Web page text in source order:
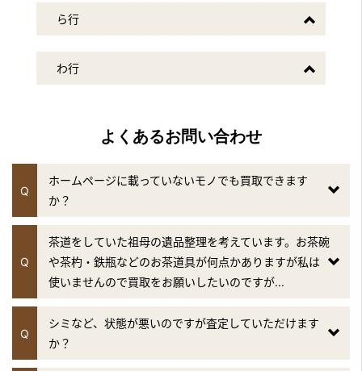
『継ぐ女神』のコーナー
2019年5月8日放送
フジテレビ「世界の何だコレ！？ ミステリー」
『継ぐ女神』のコーナー
2019年5月1日放送
フジテレビ「林修のニッポンドリル」2時間スペシャル
2019年4月28日放送
関西テレビ「お笑いワイドショー マルコポロリ！」
2019年4月24日放送
テレビ朝日「羽鳥慎一 モーニングショー」
『継ぐ女神』のコーナー
2019年4月21日放送
ら行
わ行
よくあるお問い合わせ
Q
ホームページに載っていないモノでも買取できます
か？
Q
茶道をしていた祖母の遺品整理を考えています。お茶碗
や茶杓・鉄瓶などのお茶道具が何点かありますが私は
使いませんので買取をお願いしたいのですが...
Q
シミなど、状態が悪いのですが査定していただけます
か？